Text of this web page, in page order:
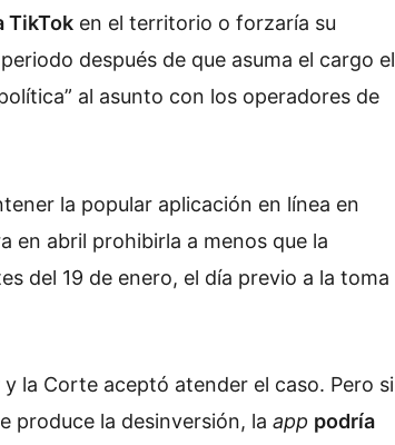
TikTok en el territorio o forzaría su
después de que asuma el cargo el
al asunto con los operadores de
la popular aplicación en línea en
en abril prohibirla a menos que la
del 19 de enero, el día previo a la toma
y la Corte aceptó atender el caso. Pero si
produce la desinversión, la app podría